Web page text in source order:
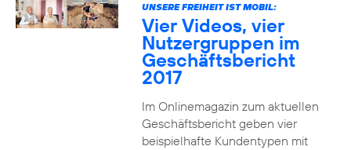
UNSERE FREIHEIT IST MOBIL:
Vier Videos, vier
Nutzergruppen im
Geschäftsbericht
2017
Im Onlinemagazin zum aktuellen
Geschäftsbericht geben vier
beispielhafte Kundentypen mit